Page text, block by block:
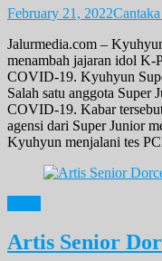
February 21, 2022
Jalurmedia.com –
menambah jajaran idol
COVID-19. Kyuhyun
Salah satu anggota
COVID-19. Kabar
agensi dari Super Junior
Kyuhyun menjalani tes
Artis Senior